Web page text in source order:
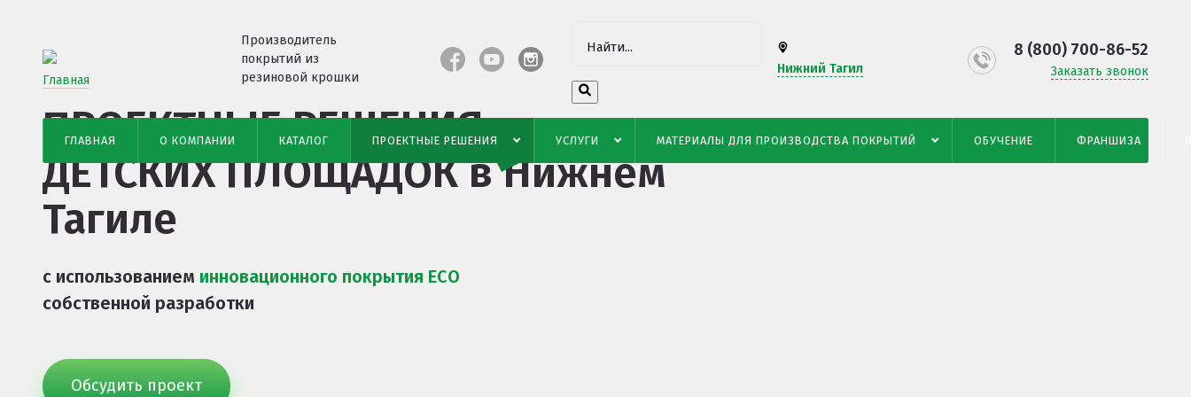
Производитель
покрытий из
резиновой крошки
Нижний Тагил
8 (800) 700-86-52
Заказать звонок
ГЛАВНАЯ О КОМПАНИИ КАТАЛОГ ПРОЕКТНЫЕ РЕШЕНИЯ УСЛУГИ МАТЕРИАЛЫ ДЛЯ ПРОИЗВОДСТВА ПОКРЫТИЙ ОБУЧЕНИЕ ФРАНШИЗА
Главная
ПРОЕКТНЫЕ РЕШЕНИЯ
ДЕТСКИХ ПЛОЩАДОКв Нижнем
Тагиле
с использованием инновационного покрытия ECO
собственной разработки
Обсудить проект